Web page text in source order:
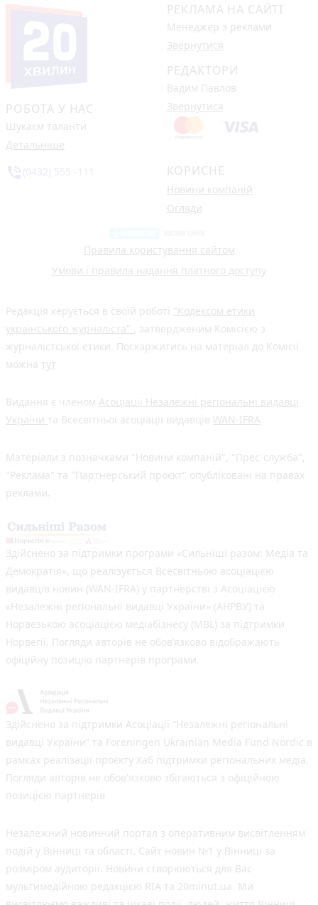
РОБОТА У НАС
Шукаєм таланти
Детальніше
РЕКЛАМА НА САЙТІ
Менеджер з реклами
Звернутися
РЕДАКТОРИ
Вадим Павлов
Звернутися
КОРИСНЕ
Новини компаній
Огляди
Правила користування сайтом
Умови і правила надання платного доступу
Редакція керується в своїй роботі "Кодексом етики
українського журналіста"
, затвердженим Комісією з
журналістської етики. Поскаржитись на матеріал до Комісії
можна тут
Видання є членом Асоціації Незалежні регіональні видавці
України та Всесвітньої асоціації видавців WAN-IFRA
Матеріали з позначками "Новини компаній", "Прес-служба",
"Реклама" та "Партнерський проєкт" опубліковані на правах
реклами.
Здійснено за підтримки програми «Сильніші разом: Медіа та
Демократія», що реалізується Всесвітньою асоціацією
видавців новин (WAN-IFRA) у партнерстві з Асоціацією
«Незалежні регіональні видавці України» (АНРВУ) та
Норвезькою асоціацією медіабізнесу (MBL) за підтримки
Норвегії. Погляди авторів не обов’язково відображають
офіційну позицію партнерів програми.
Здійснено за підтримки Асоціації “Незалежні регіональні
видавці України” та Foreningen Ukrainian Media Fund Nordic в
рамках реалізації проєкту Хаб підтримки регіональних медіа.
Погляди авторів не обов'язково збігаються з офіційною
позицією партнерів
Незалежний новинний портал з оперативним висвітленням
подій у Вінниці та області. Сайт новин №1 у Вінниці за
розміром аудиторії. Новини створюються для Вас
мультимедійною редакцією RIA та 20minut.ua. Ми